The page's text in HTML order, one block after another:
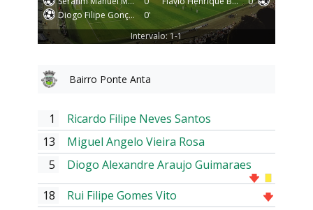
Diogo Filipe Gonçalves Oliveira
0'
Intervalo: 1-1
Bairro Ponte Anta
1
Ricardo Filipe Neves Santos
13
Miguel Angelo Vieira Rosa
5
Diogo Alexandre Araujo Guimaraes
18
Rui Filipe Gomes Vito